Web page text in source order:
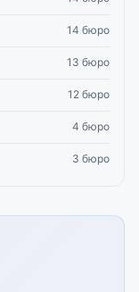
14 бюро
13 бюро
12 бюро
4 бюро
3 бюро